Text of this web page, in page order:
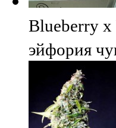
Blueberry х
эйфория